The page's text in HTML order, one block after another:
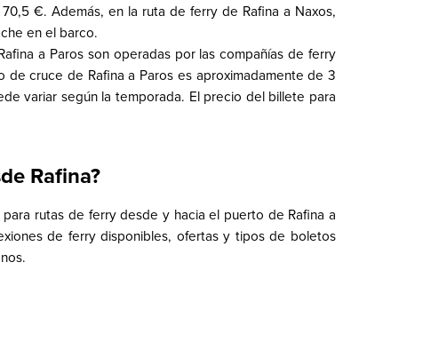
€. Además, en la ruta de ferry de Rafina a Naxos,
en el barco.
a Paros son operadas por las compañías de ferry
cruce de Rafina a Paros es aproximadamente de 3
variar según la temporada. El precio del billete para
Rafina?
rutas de ferry desde y hacia el puerto de Rafina a
de ferry disponibles, ofertas y tipos de boletos